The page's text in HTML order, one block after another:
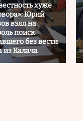
хуже
Юрий
взял на
поиск
без вести
из Калача